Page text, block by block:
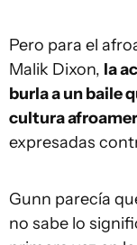
Pero para el
Malik Dixon, la
burla a un baile
cultura
expresadas
Gunn parecía
no sabe lo